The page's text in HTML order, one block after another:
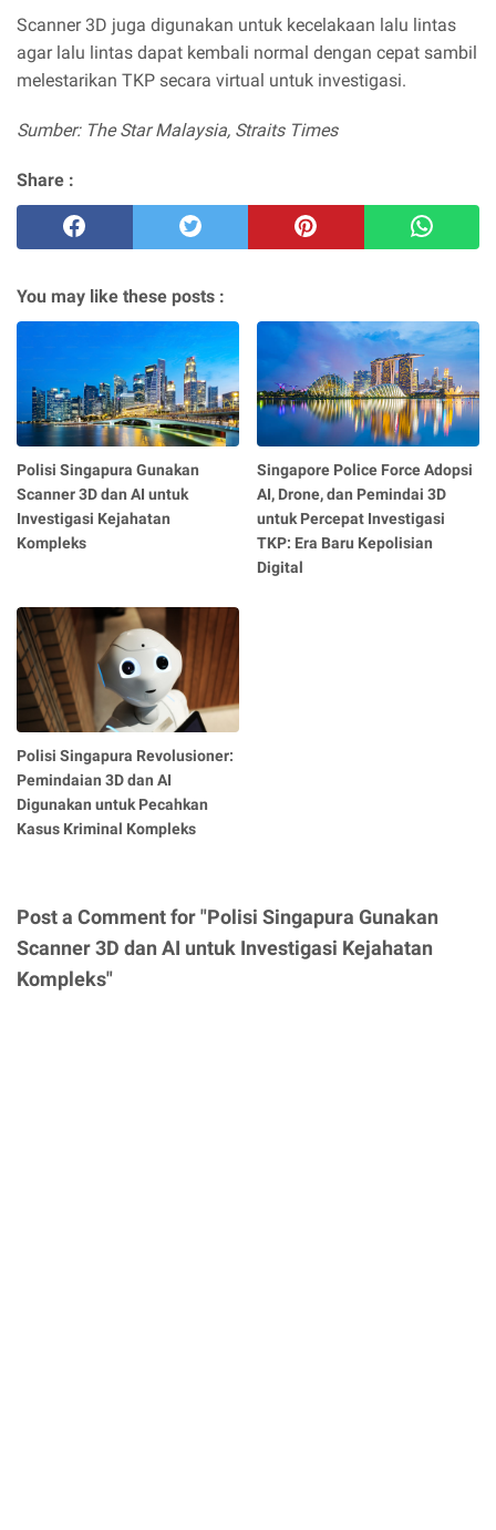
Scanner 3D juga digunakan untuk kecelakaan lalu lintas
agar lalu lintas dapat kembali normal dengan cepat sambil
melestarikan TKP secara virtual untuk investigasi.
Sumber: The Star Malaysia, Straits Times
Share :
You may like these posts :
Polisi Singapura Gunakan
Scanner 3D dan AI untuk
Investigasi Kejahatan
Kompleks
Singapore Police Force Adopsi
AI, Drone, dan Pemindai 3D
untuk Percepat Investigasi
TKP: Era Baru Kepolisian
Digital
Polisi Singapura Revolusioner:
Pemindaian 3D dan AI
Digunakan untuk Pecahkan
Kasus Kriminal Kompleks
Post a Comment for "Polisi Singapura Gunakan
Scanner 3D dan AI untuk Investigasi Kejahatan
Kompleks"